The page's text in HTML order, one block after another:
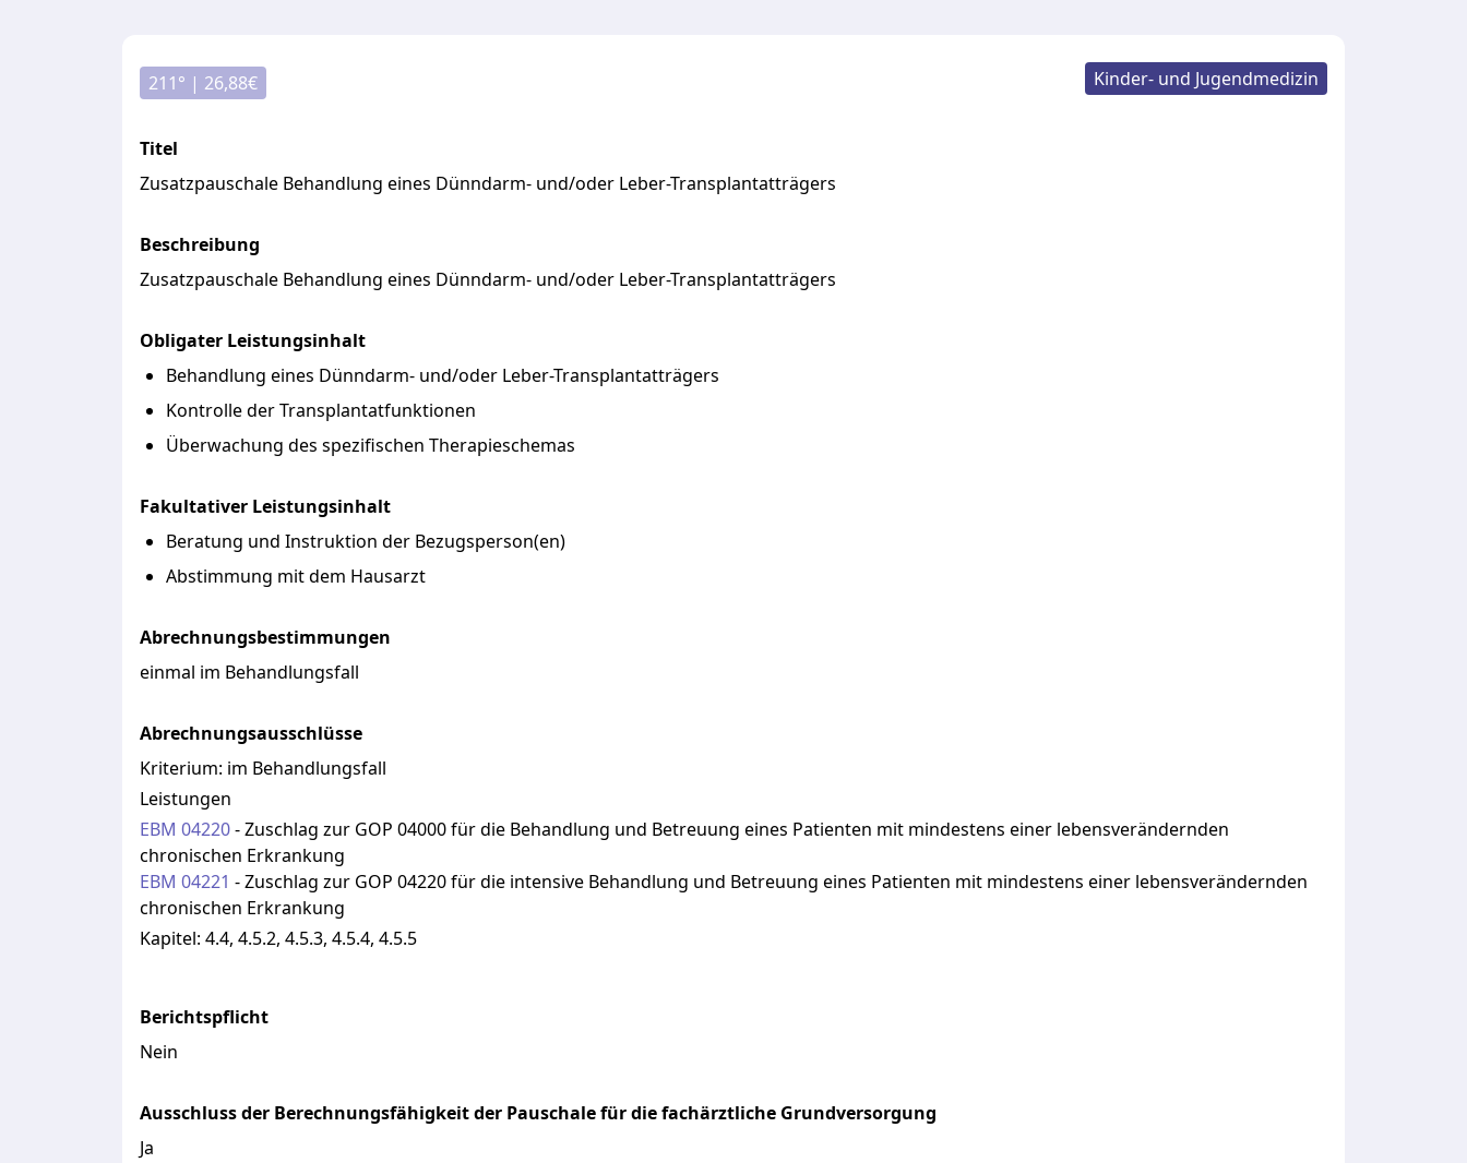
211° | 26,88€ Kinder- und Jugendmedizin
Titel
Zusatzpauschale Behandlung eines Dünndarm- und/oder Leber-Transplantatträgers
Beschreibung
Zusatzpauschale Behandlung eines Dünndarm- und/oder Leber-Transplantatträgers
Obligater Leistungsinhalt
Behandlung eines Dünndarm- und/oder Leber-Transplantatträgers
Kontrolle der Transplantatfunktionen
Überwachung des spezifischen Therapieschemas
Fakultativer Leistungsinhalt
Beratung und Instruktion der Bezugsperson(en)
Abstimmung mit dem Hausarzt
Abrechnungsbestimmungen
einmal im Behandlungsfall
Abrechnungsausschlüsse
Kriterium: im Behandlungsfall
Leistungen
EBM 04220-Zuschlag zur GOP 04000 für die Behandlung und Betreuung eines Patienten mit mindestens einer lebensverändernden
chronischen Erkrankung
EBM 04221 -Zuschlag zur GOP 04220 für die intensive Behandlung und Betreuung eines Patienten mit mindestens einer lebensverändernden
chronischen Erkrankung
Kapitel: 4.4, 4.5.2, 4.5.3, 4.5.4, 4.5.5
Berichtspflicht
Nein
Ausschluss der Berechnungsfähigkeit der Pauschale für die fachärztliche Grundversorgung
Ja